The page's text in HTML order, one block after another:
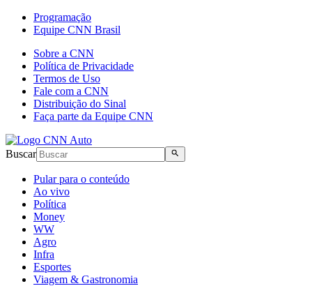
Programação
Equipe CNN Brasil
Sobre a CNN
Política de Privacidade
Termos de Uso
Fale com a CNN
Distribuição do Sinal
Faça parte da Equipe CNN
Buscar
Pular para o conteúdo
Ao vivo
Política
Money
WW
Agro
Infra
Esportes
Viagem & Gastronomia